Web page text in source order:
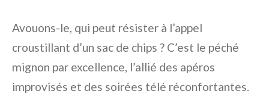
Avouons-le, qui peut résister à l’appel
croustillant d’un sac de chips ? C’est le péché
mignon par excellence, l’allié des apéros
improvisés et des soirées télé réconfortantes.